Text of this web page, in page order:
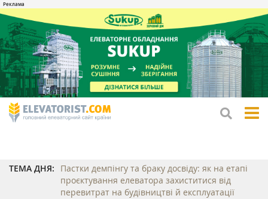
ТЕМА ДНЯ:
Пастки демпінгу та браку досвіду: як на етапі
проєктування елеватора захиститися від
перевитрат на будівництві й експлуатації